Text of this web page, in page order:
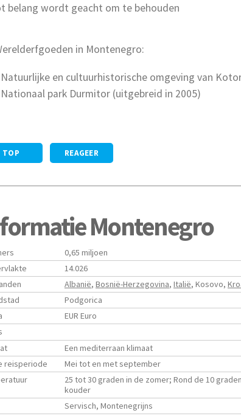
belang wordt geacht om te behouden
in Montenegro:
Natuurlijke en cultuurhistorische omgeving van
Nationaal park Durmitor (uitgebreid in 2005)
TOP REAGEER
Montenegro
0,65 miljoen
14.026
Albanië, Bosnië-Herzegovina, Italië, Kosovo,
Podgorica
EUR Euro
Een mediterraan klimaat
reisperiode
Mei tot en met september
25 tot 30 graden in de zomer; Rond de 10
kouder
Servisch, Montenegrijns